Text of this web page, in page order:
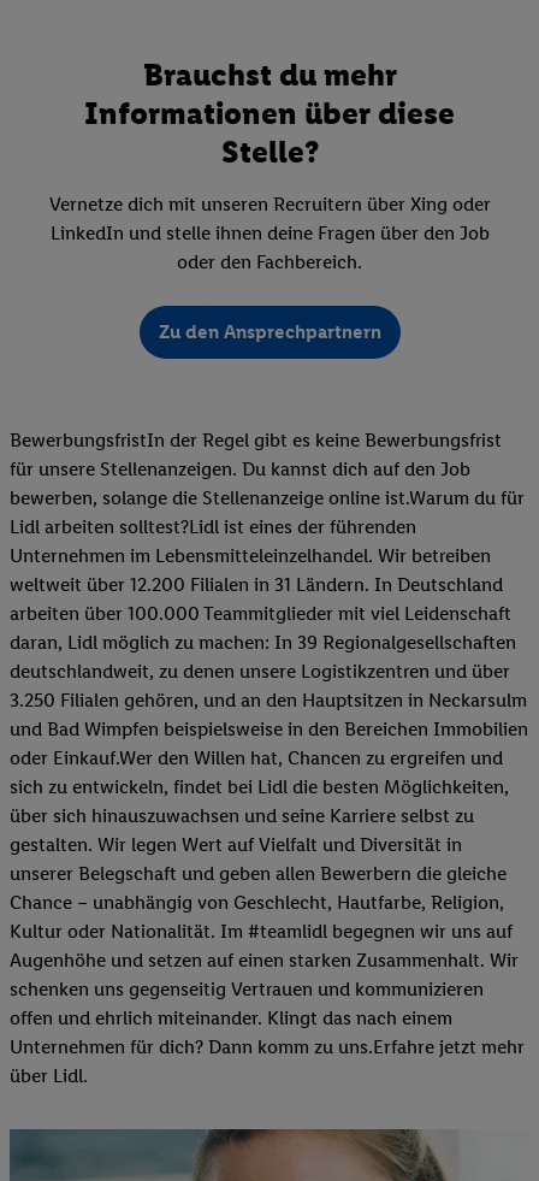
Brauchst du mehr
Informationen über diese
Stelle?
Vernetze dich mit unseren Recruitern über Xing oder
LinkedIn und stelle ihnen deine Fragen über den Job
oder den Fachbereich.
Zu den Ansprechpartnern
BewerbungsfristIn der Regel gibt es keine Bewerbungsfrist
für unsere Stellenanzeigen. Du kannst dich auf den Job
bewerben, solange die Stellenanzeige online ist.Warum du für
Lidl arbeiten solltest?Lidl ist eines der führenden
Unternehmen im Lebensmitteleinzelhandel. Wir betreiben
weltweit über 12.200 Filialen in 31 Ländern. In Deutschland
arbeiten über 100.000 Teammitglieder mit viel Leidenschaft
daran, Lidl möglich zu machen: In 39 Regionalgesellschaften
deutschlandweit, zu denen unsere Logistikzentren und über
3.250 Filialen gehören, und an den Hauptsitzen in Neckarsulm
und Bad Wimpfen beispielsweise in den Bereichen Immobilien
oder Einkauf.Wer den Willen hat, Chancen zu ergreifen und
sich zu entwickeln, findet bei Lidl die besten Möglichkeiten,
über sich hinauszuwachsen und seine Karriere selbst zu
gestalten. Wir legen Wert auf Vielfalt und Diversität in
unserer Belegschaft und geben allen Bewerbern die gleiche
Chance – unabhängig von Geschlecht, Hautfarbe, Religion,
Kultur oder Nationalität. Im #teamlidl begegnen wir uns auf
Augenhöhe und setzen auf einen starken Zusammenhalt. Wir
schenken uns gegenseitig Vertrauen und kommunizieren
offen und ehrlich miteinander. Klingt das nach einem
Unternehmen für dich? Dann komm zu uns.​Erfahre jetzt mehr
über Lidl.